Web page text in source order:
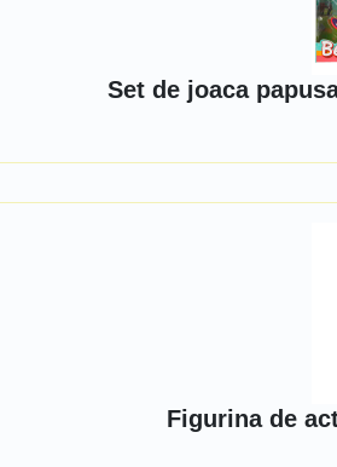
Set de joaca
Figurina de